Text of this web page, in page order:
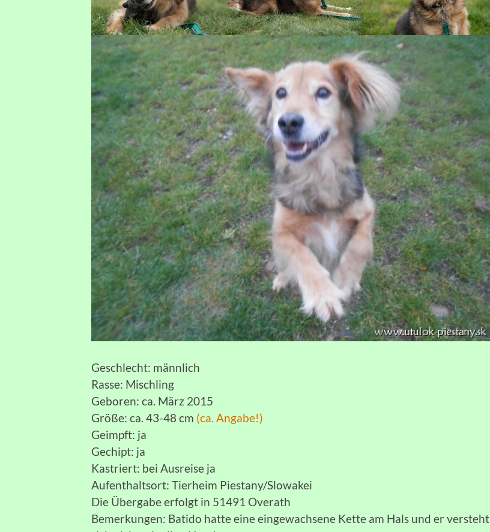
Geschlecht: männlich
Rasse: Mischling
Geboren: ca. März 2015
Größe: ca. 43-48 cm (ca. Angabe!)
Geimpft: ja
Gechipt: ja
Kastriert: bei Ausreise ja
Aufenthaltsort: Tierheim Piestany/Slowakei
Die Übergabe erfolgt in 51491 Overath
Bemerkungen: Batido hatte eine eingewachsene Kette am Hals und er versteht